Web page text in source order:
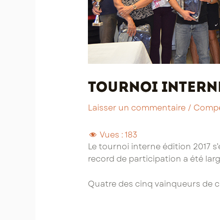
Tournoi
Laisser un commentaire /
Vues :183
Le tournoi interne édition 2017
record de participation a été
Quatre des cinq vainqueurs de